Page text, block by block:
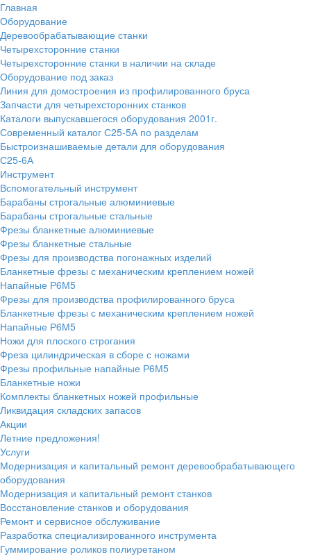
Главная
Оборудование
Деревообрабатывающие станки
Четырехсторонние станки
Четырехсторонние станки в наличии на складе
Оборудование под заказ
Линия для домостроения из профилированного бруса
Запчасти для четырехсторонних станков
Каталоги выпускавшегося оборудования 2001г.
Современный каталог С25-5А по разделам
Быстроизнашиваемые детали для оборудования
С25-6А
Инструмент
Вспомогательный инструмент
Барабаны строгальные алюминиевые
Барабаны строгальные стальные
Фрезы бланкетные алюминиевые
Фрезы бланкетные стальные
Фрезы для производства погонажных изделий
Бланкетные фрезы с механическим креплением ножей
Напайные Р6М5
Фрезы для производства профилированного бруса
Бланкетные фрезы с механическим креплением ножей
Напайные Р6М5
Ножи для плоского строгания
Фреза цилиндрическая в сборе с ножами
Фрезы профильные напайные Р6М5
Бланкетные ножи
Комплекты бланкетных ножей профильные
Ликвидация складских запасов
Акции
Летние предложения!
Услуги
Модернизация и капитальный ремонт деревообрабатывающего
оборудования
Модернизация и капитальный ремонт станков
Восстановление станков и оборудования
Ремонт и сервисное обслуживание
Разработка специализированного инструмента
Гуммирование роликов полиуретаном